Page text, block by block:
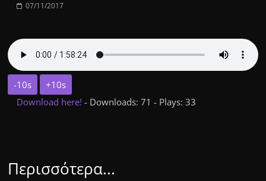
07/11/2017
-10s
+10s
Download here!- Downloads: 71 - Plays: 33
Περισσότερα...